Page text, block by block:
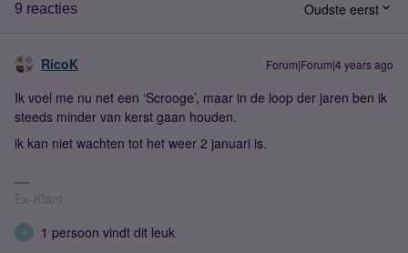
9 reacties Oudste eerst
RicoK Forum|Forum|4 years ago
Ik voel me nu net een ‘Scrooge’, maar in de loop der jaren ben ik
steeds minder van kerst gaan houden.
ik kan niet wachten tot het weer 2 januari is.
Ex-Klant
R 1 persoon vindt dit leuk